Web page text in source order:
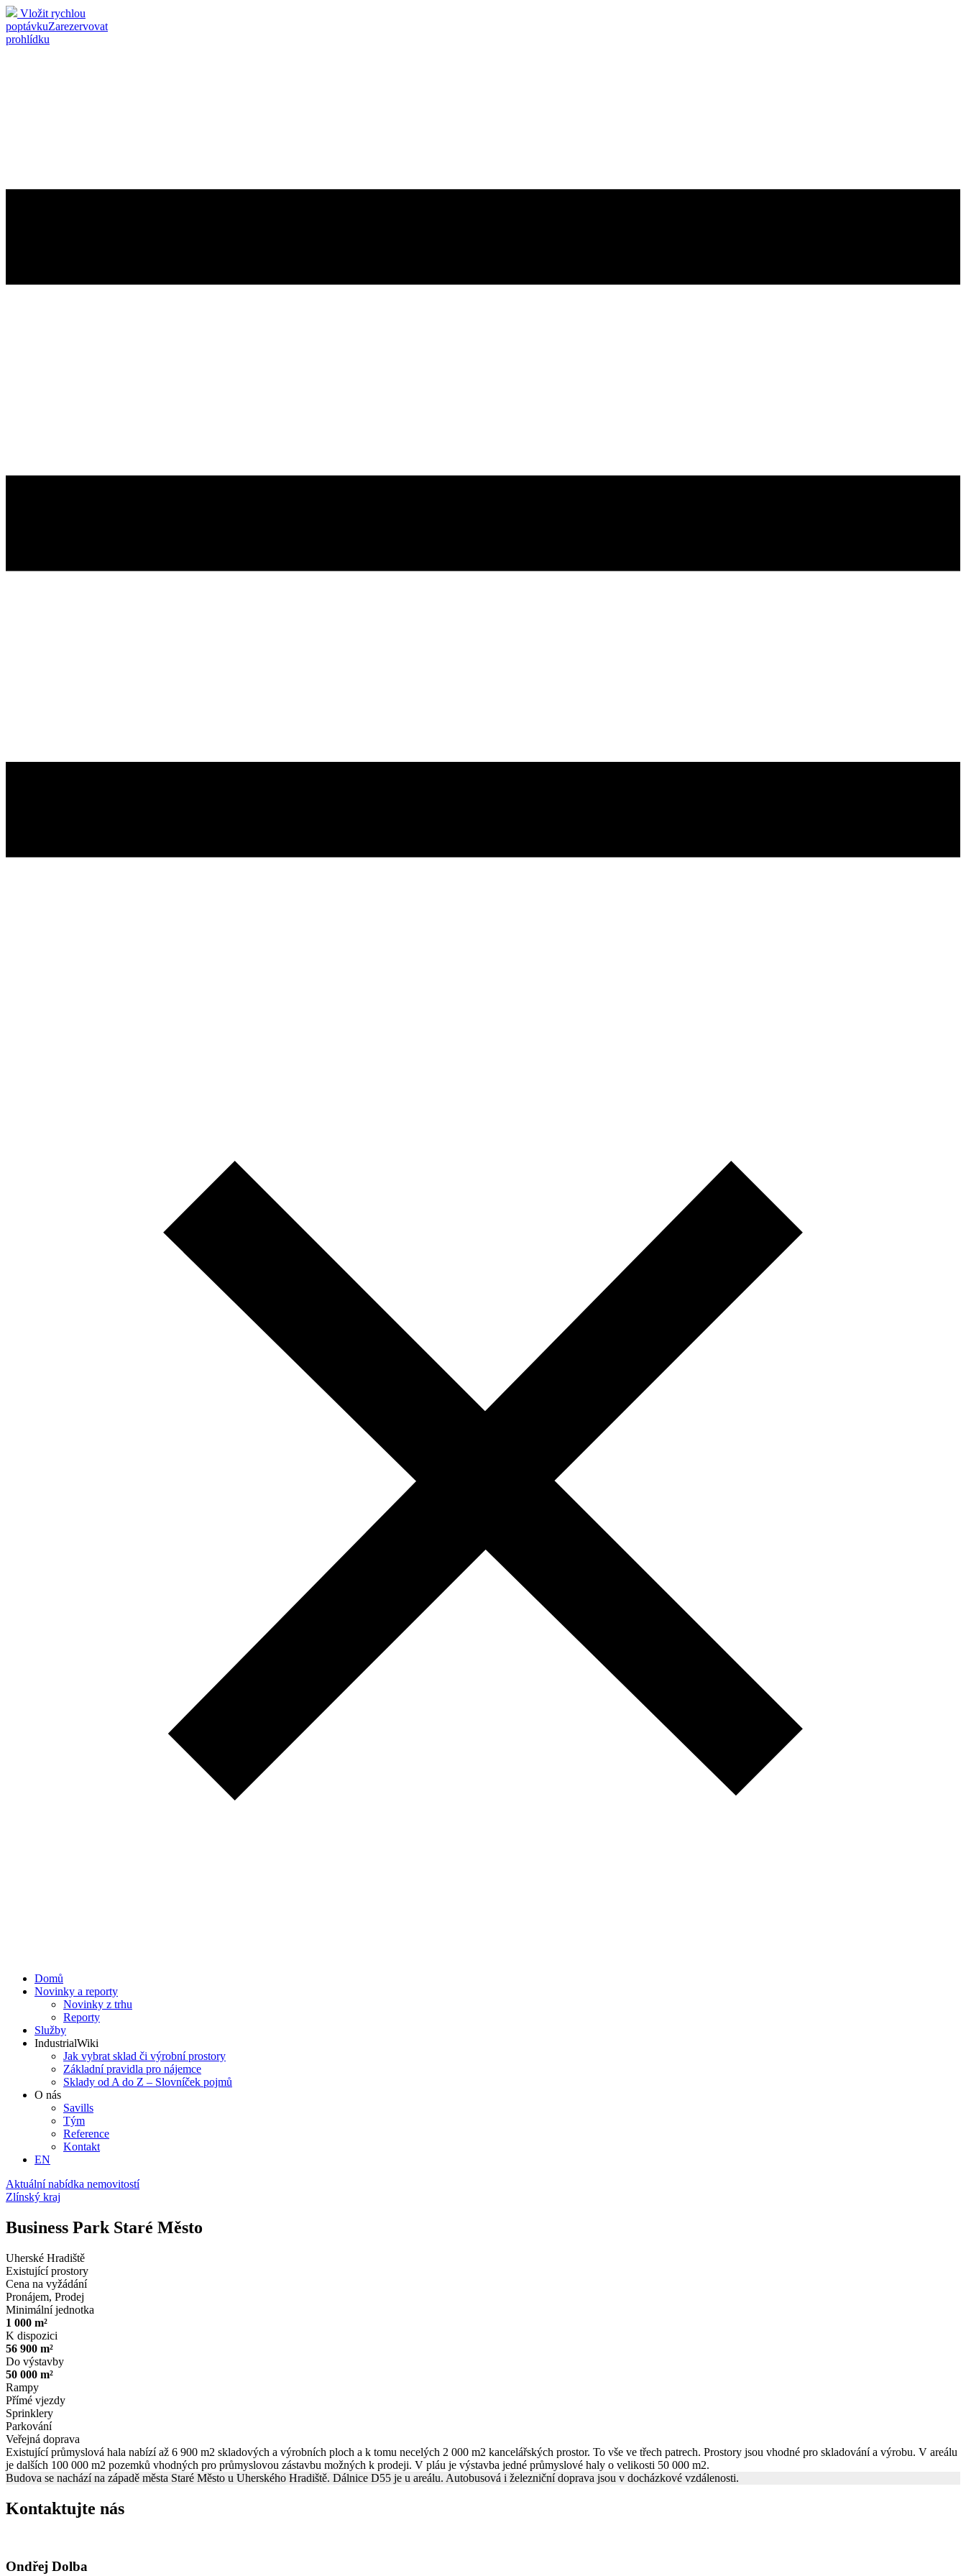
Vložit rychlou
poptávkuZarezervovat
prohlídku
Domů
Novinky a reporty
Novinky z trhu
Reporty
Služby
IndustrialWiki
Jak vybrat sklad či výrobní prostory
Základní pravidla pro nájemce
Sklady od A do Z – Slovníček pojmů
O nás
Savills
Tým
Reference
Kontakt​
EN
Aktuální nabídka nemovitostí
Zlínský kraj
Business Park Staré Město
Uherské Hradiště
Existující prostory
Cena na vyžádání
Pronájem, Prodej
Minimální jednotka
1 000 m²
K dispozici
56 900 m²
Do výstavby
50 000 m²
Rampy
Přímé vjezdy
Sprinklery
Parkování
Veřejná doprava
Existující průmyslová hala nabízí až 6 900 m2 skladových a výrobních ploch a k tomu necelých 2 000 m2 kancelářských prostor. To vše ve třech patrech. Prostory jsou vhodné pro skladování a výrobu. V areálu
je dalších 100 000 m2 pozemků vhodných pro průmyslovou zástavbu možných k prodeji. V pláu je výstavba jedné průmyslové haly o velikosti 50 000 m2.
Budova se nachází na západě města Staré Město u Uherského Hradiště. Dálnice D55 je u areálu. Autobusová i železniční doprava jsou v docházkové vzdálenosti.
Kontaktujte nás
Ondřej Dolba